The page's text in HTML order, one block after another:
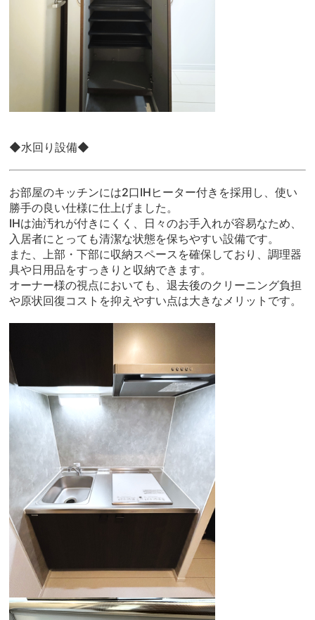
◆水回り設備◆
お部屋のキッチンには2口IHヒーター付きを採用し、使い
勝手の良い仕様に仕上げました。
IHは油汚れが付きにくく、日々のお手入れが容易なため、
入居者にとっても清潔な状態を保ちやすい設備です。
また、上部・下部に収納スペースを確保しており、調理器
具や日用品をすっきりと収納できます。
オーナー様の視点においても、退去後のクリーニング負担
や原状回復コストを抑えやすい点は大きなメリットです。